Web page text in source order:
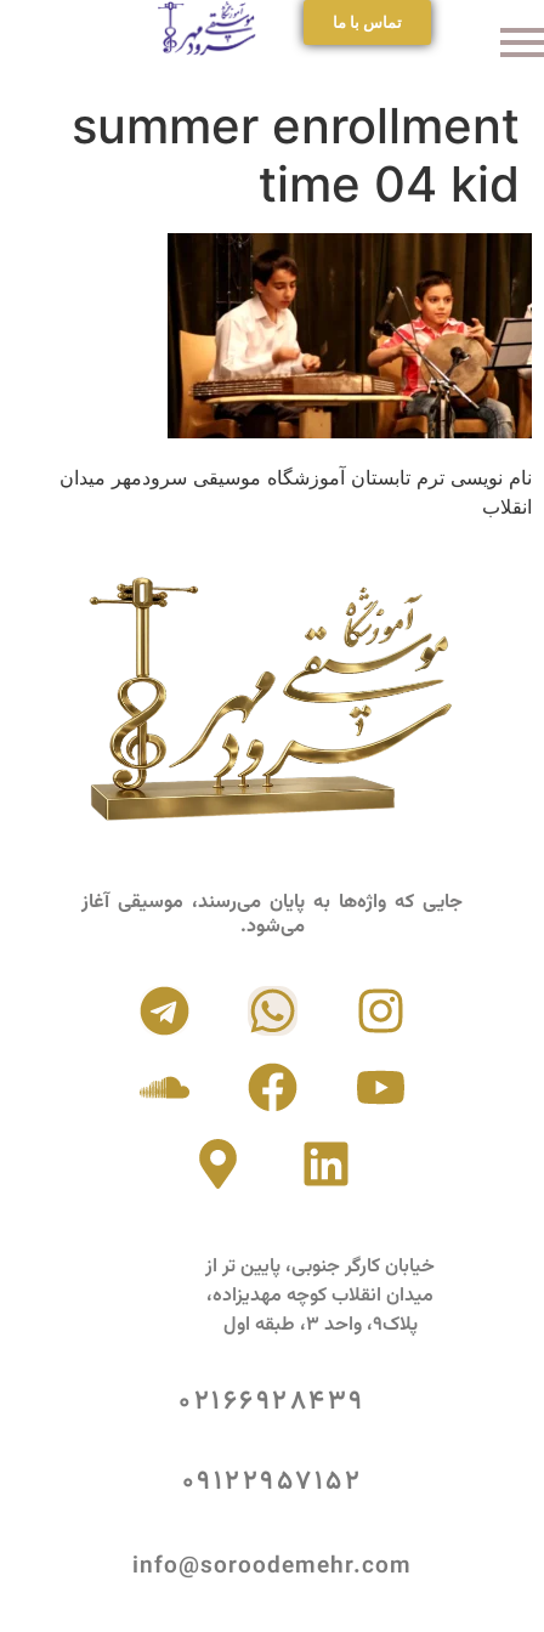
تماس با ما
summer enrollment
time 04 kid
نام نویسی ترم تابستان آموزشگاه موسیقی سرودمهر میدان
انقلاب
جایی که واژه‌ها به پایان می‌رسند، موسیقی آغاز
می‌شود.
خیابان کارگر جنوبی، پایین تر از
میدان انقلاب کوچه مهدیزاده،
پلاک9، واحد 3، طبقه اول
02166928439
09122957152
info@soroodemehr.com